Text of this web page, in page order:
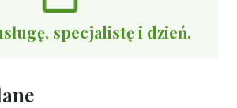
specjalistę i dzień.